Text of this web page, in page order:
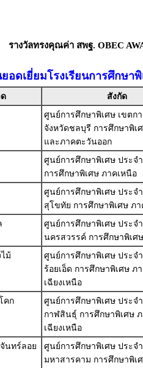
รางวัลทรงคุณค่า สพฐ. OBEC
อดเยี่ยมโรงเรียนการศึกษา
สังกัด
ศูนย์การศึกษาพิเศษ เขตก
จังหวัดชลบุรี การศึกษาพิเ
และภาคตะวันออก
ศูนย์การศึกษาพิเศษ ประจ
การศึกษาพิเศษ ภาคเหนือ
ศูนย์การศึกษาพิเศษ ประจ
สุโขทัย การศึกษาพิเศษ ภา
ศูนย์การศึกษาพิเศษ ประจ
นครสวรรค์ การศึกษาพิเศ
ม้
ศูนย์การศึกษาพิเศษ ประจ
ร้อยเอ็ด การศึกษาพิเศษ ภ
เฉียงเหนือ
คก
ศูนย์การศึกษาพิเศษ ประจ
กาฬสินธุ์ การศึกษาพิเศษ
เฉียงเหนือ
นทร์ลอย
ศูนย์การศึกษาพิเศษ ประจ
มหาสารคาม การศึกษาพิเ